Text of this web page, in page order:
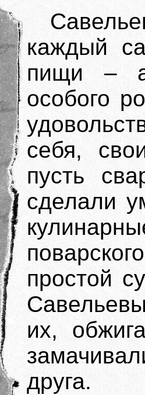
каждый
пищи –
особого
себя,
пусть
сделали
простой
их,
друга.